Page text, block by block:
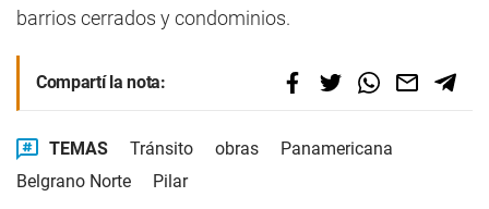
barrios cerrados y condominios.
Compartí la nota:
TEMAS Tránsito obras
Panamericana
Belgrano Norte
Pilar